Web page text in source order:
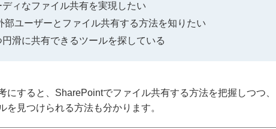
ィなファイル共有を実現したい
部ユーザーとファイル共有する方法を知りたい
滑に共有できるツールを探している
にすると、SharePointでファイル共有する方法を把握しつつ、
を見つけられる方法も分かります。